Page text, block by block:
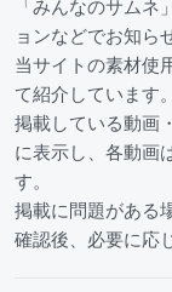
「みんなのサム
ョンなどでお知ら
当サイトの素材使
て紹介しています。
掲載している動画
に表示し、各動画
す。
掲載に問題がある
確認後、必要に応